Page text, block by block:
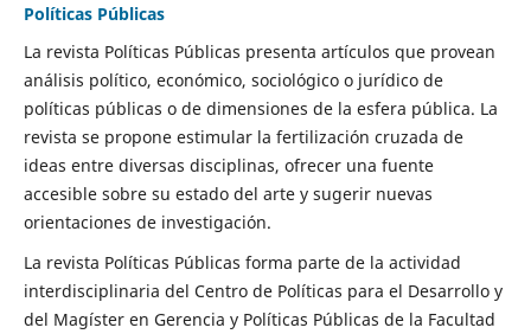
Políticas Públicas
La revista Políticas Públicas presenta artículos que provean
análisis político, económico, sociológico o jurídico de
políticas públicas o de dimensiones de la esfera pública. La
revista se propone estimular la fertilización cruzada de
ideas entre diversas disciplinas, ofrecer una fuente
accesible sobre su estado del arte y sugerir nuevas
orientaciones de investigación.
La revista Políticas Públicas forma parte de la actividad
interdisciplinaria del Centro de Políticas para el Desarrollo y
del Magíster en Gerencia y Políticas Públicas de la Facultad